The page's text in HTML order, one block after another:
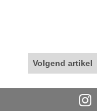
Volgend artikel